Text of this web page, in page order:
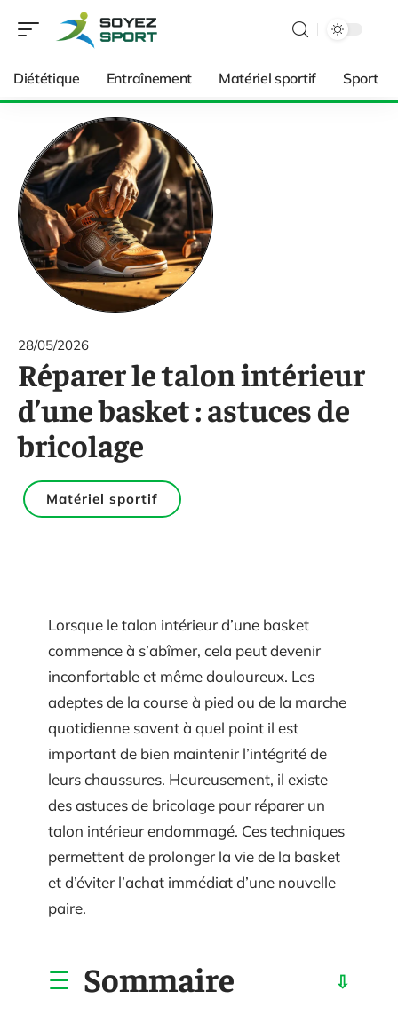
Diététique Entraînement Matériel sportif Sport
28/05/2026
Réparer le talon intérieur
d’une basket : astuces de
bricolage
Matériel sportif
Lorsque le talon intérieur d’une basket
commence à s’abîmer, cela peut devenir
inconfortable et même douloureux. Les
adeptes de la course à pied ou de la marche
quotidienne savent à quel point il est
important de bien maintenir l’intégrité de
leurs chaussures. Heureusement, il existe
des astuces de bricolage pour réparer un
talon intérieur endommagé. Ces techniques
permettent de prolonger la vie de la basket
et d’éviter l’achat immédiat d’une nouvelle
paire.
Sommaire